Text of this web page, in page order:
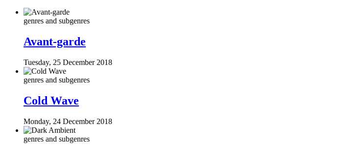
genres and subgenres
Avant-garde
Tuesday, 25 December 2018
genres and subgenres
Cold Wave
Monday, 24 December 2018
genres and subgenres